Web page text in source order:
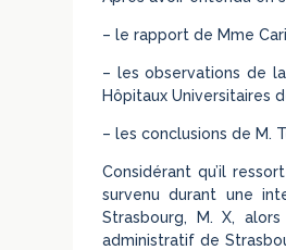
– le rapport de Mme
– les observations de
Hôpitaux Universitaires
– les conclusions de M.
Considérant qu’il
survenu durant une
Strasbourg, M. X,
administratif de